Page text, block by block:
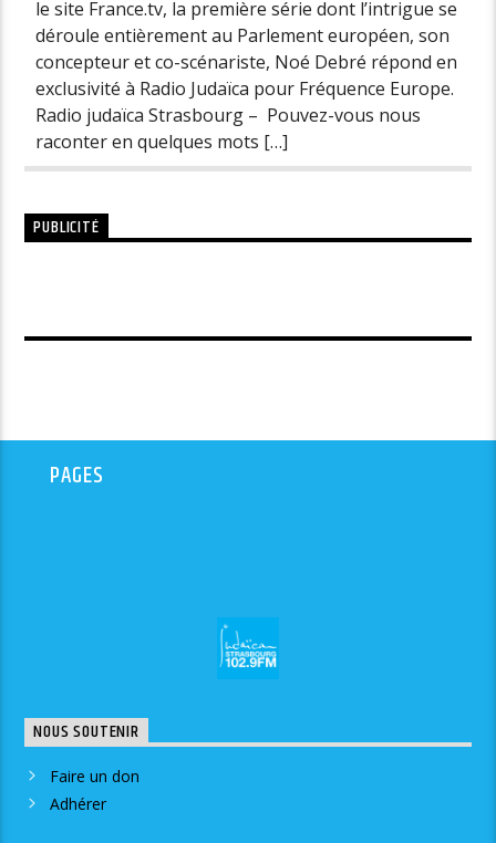
le site France.tv, la première série dont l’intrigue se
déroule entièrement au Parlement européen, son
concepteur et co-scénariste, Noé Debré répond en
exclusivité à Radio Judaïca pour Fréquence Europe.
Radio judaïca Strasbourg – Pouvez-vous nous
raconter en quelques mots […]
PUBLICITÉ
PAGES
NOUS SOUTENIR
Faire un don
Adhérer